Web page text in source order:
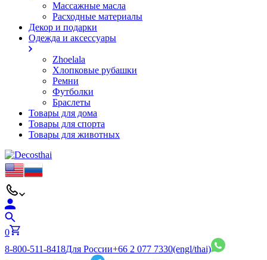
Массажные масла
Расходные материалы
Декор и подарки
Одежда и аксессуары
Zhoelala
Хлопковые рубашки
Ремни
Футболки
Браслеты
Товары для дома
Товары для спорта
Товары для животных
0
8-800-511-8418Для России+66 2 077 7330(engl/thai)